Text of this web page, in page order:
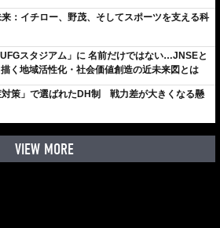
ょ。川崎は、ずっと成長曲線だから」
：イチロー、野茂、そしてスポーツを支える科
スタジアム」に 名前だけではない…JNSEと
く地域活性化・社会価値創造の近未来図とは
対策」で選ばれたDH制 戦力差が大きくなる懸
VIEW MORE